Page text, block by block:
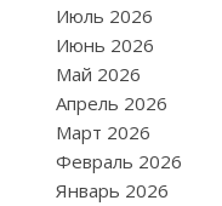
Июль 2026
Июнь 2026
Май 2026
Апрель 2026
Март 2026
Февраль 2026
Январь 2026